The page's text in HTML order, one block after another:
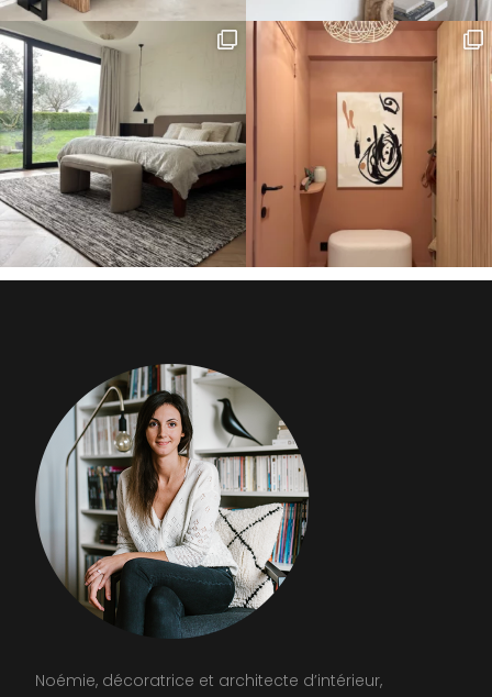
Noémie, décoratrice et architecte d’intérieur,